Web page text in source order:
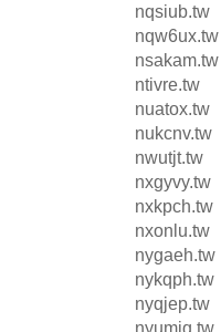
nqsiub.tw
nqw6ux.tw
nsakam.tw
ntivre.tw
nuatox.tw
nukcnv.tw
nwutjt.tw
nxgyvy.tw
nxkpch.tw
nxonlu.tw
nygaeh.tw
nykqph.tw
nyqjep.tw
nyumjq.tw